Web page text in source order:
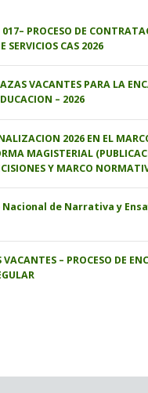
PROCESO DE
CAS 2026
VACANTES PARA LA
– 2026
2026 EN EL
MAGISTERIAL
Y MARCO
de Narrativa y
– PROCESO DE